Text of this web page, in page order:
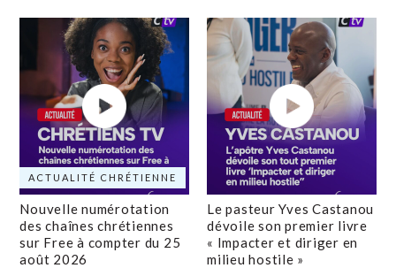
ACTUALITÉ CHRÉTIENNE
Nouvelle numérotation
des chaînes chrétiennes
sur Free à compter du 25
août 2026
Le pasteur Yves Castanou
dévoile son premier livre
« Impacter et diriger en
milieu hostile »